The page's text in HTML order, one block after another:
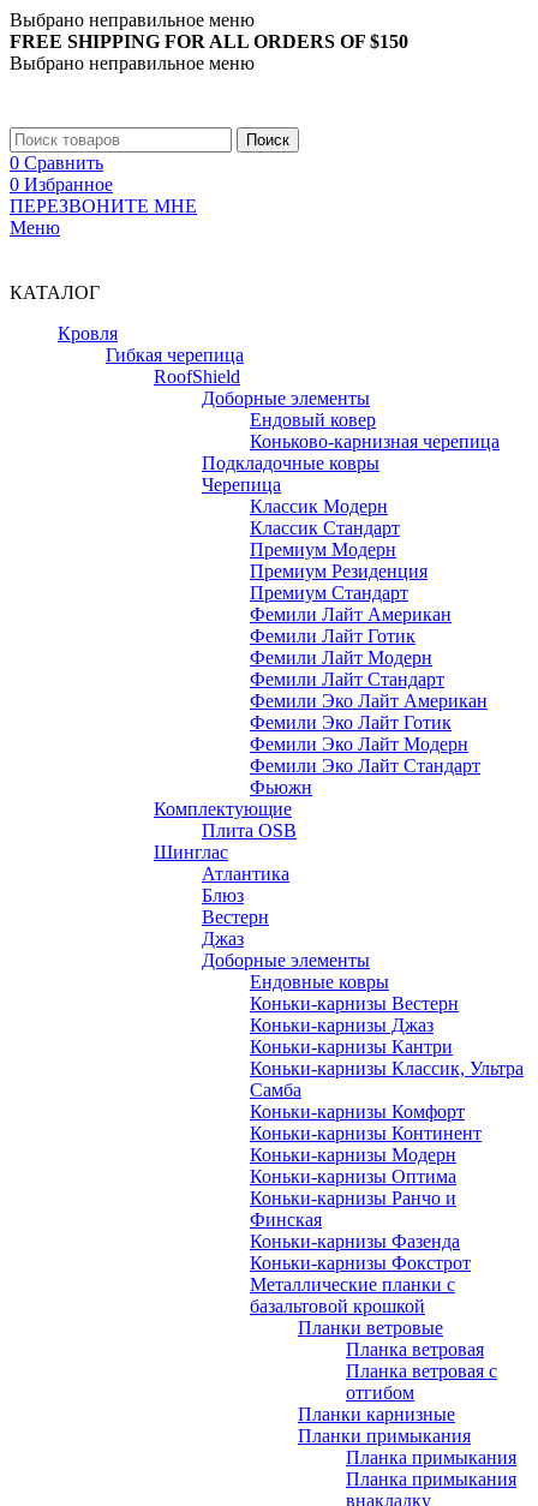
Выбрано неправильное меню
FREE SHIPPING FOR ALL ORDERS OF $150
Выбрано неправильное меню
Поиск
0 Сравнить
0 Избранное
ПЕРЕЗВОНИТЕ МНЕ
Меню
КАТАЛОГ
Кровля
Гибкая черепица
RoofShield
Доборные элементы
Ендовый ковер
Коньково-карнизная черепица
Подкладочные ковры
Черепица
Классик Модерн
Классик Стандарт
Премиум Модерн
Премиум Резиденция
Премиум Стандарт
Фемили Лайт Американ
Фемили Лайт Готик
Фемили Лайт Модерн
Фемили Лайт Стандарт
Фемили Эко Лайт Американ
Фемили Эко Лайт Готик
Фемили Эко Лайт Модерн
Фемили Эко Лайт Стандарт
Фьюжн
Комплектующие
Плита OSB
Шинглас
Атлантика
Блюз
Вестерн
Джаз
Доборные элементы
Ендовные ковры
Коньки-карнизы Вестерн
Коньки-карнизы Джаз
Коньки-карнизы Кантри
Коньки-карнизы Классик, Ультра
Самба
Коньки-карнизы Комфорт
Коньки-карнизы Континент
Коньки-карнизы Модерн
Коньки-карнизы Оптима
Коньки-карнизы Ранчо и
Финская
Коньки-карнизы Фазенда
Коньки-карнизы Фокстрот
Металлические планки с
базальтовой крошкой
Планки ветровые
Планка ветровая
Планка ветровая с
отгибом
Планки карнизные
Планки примыкания
Планка примыкания
Планка примыкания
внакладку